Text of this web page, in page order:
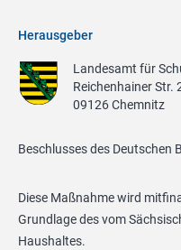
Herausgeber
Landesamt für
Reichenhainer Str.
09126 Chemnitz
Beschlusses des Deutschen
Diese Maßnahme wird
Grundlage des vom
Haushaltes.